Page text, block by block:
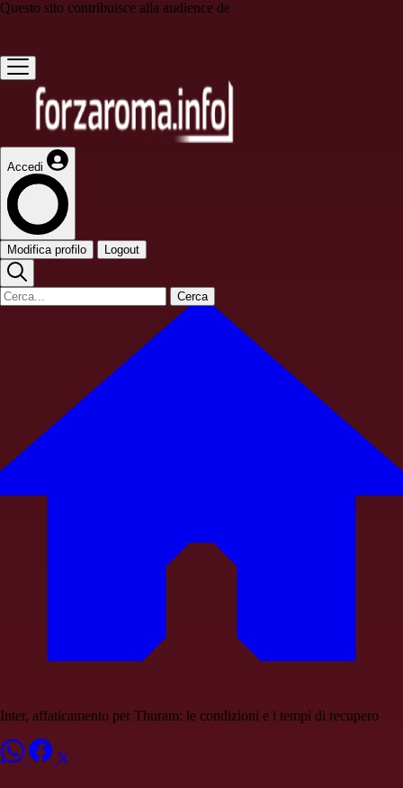
Questo sito contribuisce alla audience de
Accedi
Modifica profilo Logout
Cerca
Inter, affaticamento per Thuram: le condizioni e i tempi di recupero